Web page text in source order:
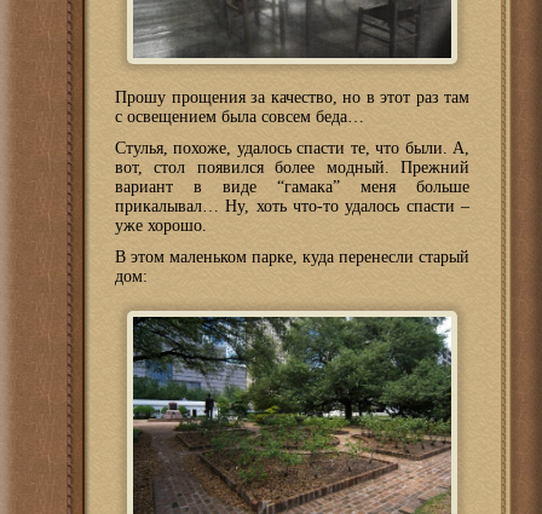
Прошу прощения за качество, но в этот раз там
с освещением была совсем беда…
Стулья, похоже, удалось спасти те, что были. А,
вот, стол появился более модный. Прежний
вариант в виде “гамака” меня больше
прикалывал… Ну, хоть что-то удалось спасти –
уже хорошо.
В этом маленьком парке, куда перенесли старый
дом: